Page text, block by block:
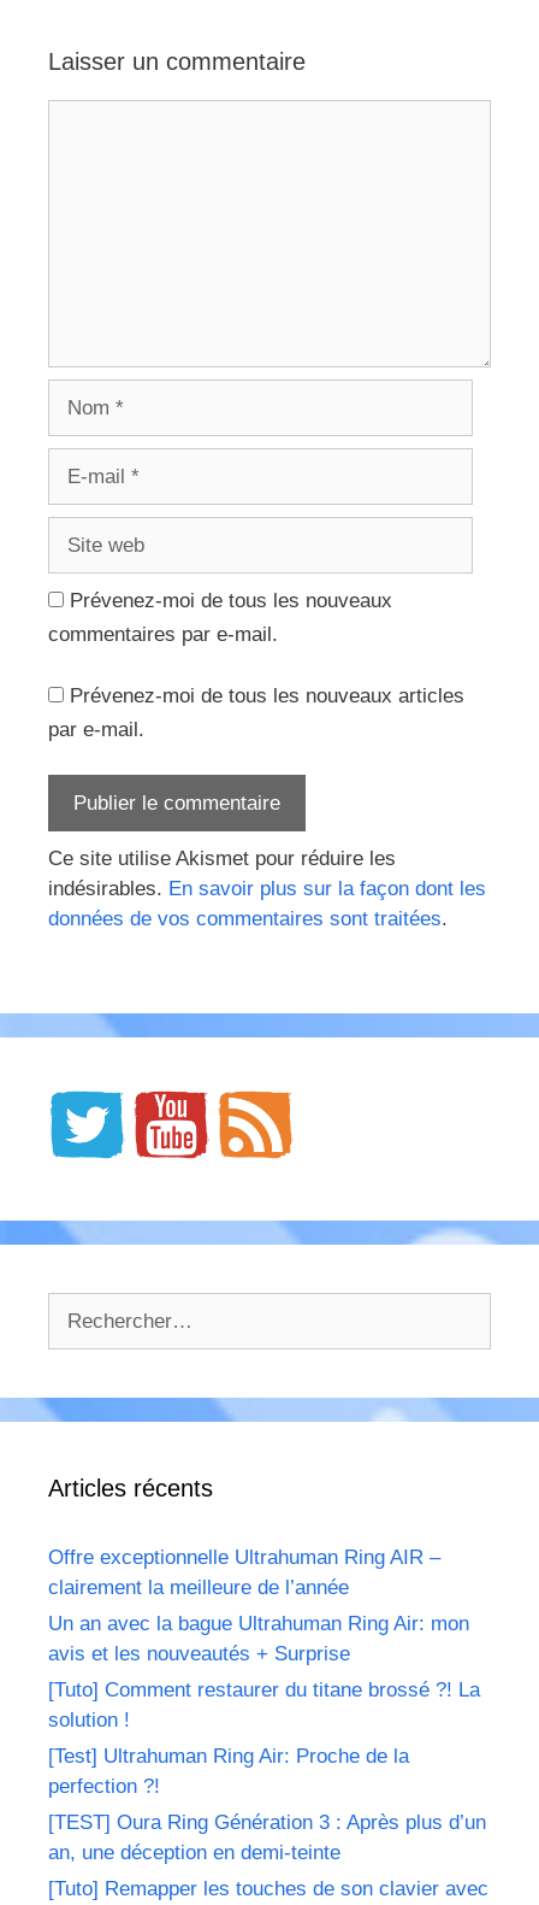
Laisser un commentaire
Prévenez-moi de tous les nouveaux
commentaires par e-mail.
Prévenez-moi de tous les nouveaux articles
par e-mail.
Ce site utilise Akismet pour réduire les
indésirables. En savoir plus sur la façon dont les
données de vos commentaires sont traitées.
Articles récents
Offre exceptionnelle Ultrahuman Ring AIR –
clairement la meilleure de l’année
Un an avec la bague Ultrahuman Ring Air: mon
avis et les nouveautés + Surprise
[Tuto] Comment restaurer du titane brossé ?! La
solution !
[Test] Ultrahuman Ring Air: Proche de la
perfection ?!
[TEST] Oura Ring Génération 3 : Après plus d’un
an, une déception en demi-teinte
[Tuto] Remapper les touches de son clavier avec